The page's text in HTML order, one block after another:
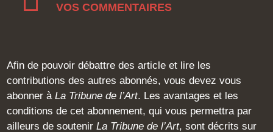
VOS COMMENTAIRES
Afin de pouvoir débattre des article et lire les
contributions des autres abonnés, vous devez vous
abonner àLa Tribune de l’Art. Les avantages et les
conditions de cet abonnement, qui vous permettra par
ailleurs de soutenirLa Tribune de l’Art, sont décrits sur